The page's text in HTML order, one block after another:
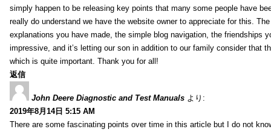
simply happen to be releasing key points that many some people have
really do understand we have the website owner to appreciate for this.
explanations you have made, the simple blog navigation, the friendships
impressive, and it’s letting our son in addition to our family consider that
which is quite important. Thank you for all!
返信
John Deere Diagnostic and Test Manuals より:
2019年8月14日 5:15 AM
There are some fascinating points over time in this article but I do not